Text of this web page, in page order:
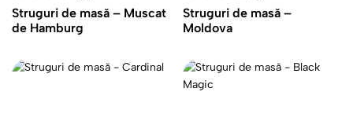
Struguri de masă – Muscat
de Hamburg
Struguri de masă –
Moldova